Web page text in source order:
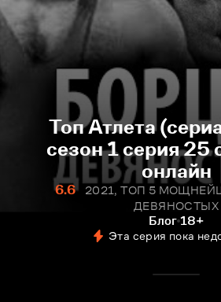
Топ Атлета
сезон 1 серия 25
онлайн
6.6
2021, ТОП 5
ДЕВЯНОСТЫХ
Блог 18+
Эта серия пока